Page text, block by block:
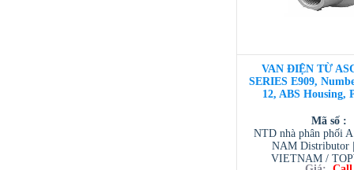
VAN ĐIỆN TỪ
SERIES E909,
12, ABS Housing,
Mã số :
NTD nhà phân phối
NAM Distributor
VIETNAM /